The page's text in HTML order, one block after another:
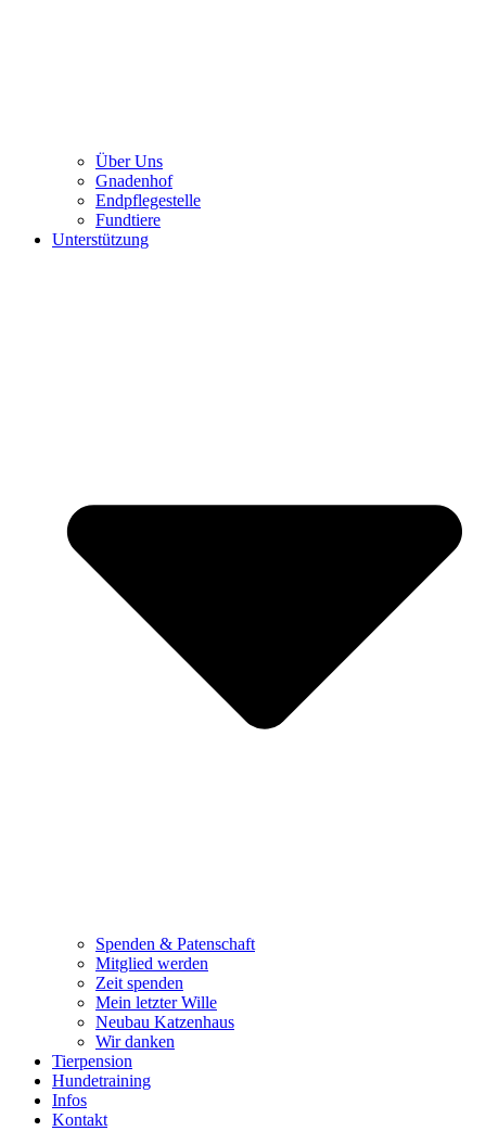
Über Uns
Gnadenhof
Endpflegestelle
Fundtiere
Unterstützung
Spenden & Patenschaft
Mitglied werden
Zeit spenden
Mein letzter Wille
Neubau Katzenhaus
Wir danken
Tierpension
Hundetraining
Infos
Kontakt